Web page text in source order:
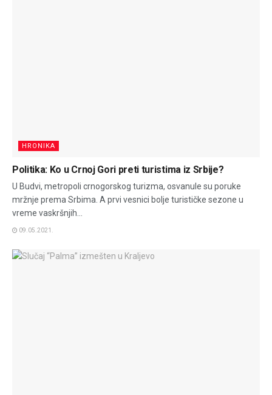
HRONIKA
Politika: Ko u Crnoj Gori preti turistima iz Srbije?
U Budvi, metropoli crnogorskog turizma, osvanule su poruke
mržnje prema Srbima. A prvi vesnici bolje turističke sezone u
vreme vaskršnjih...
09.05.2021.